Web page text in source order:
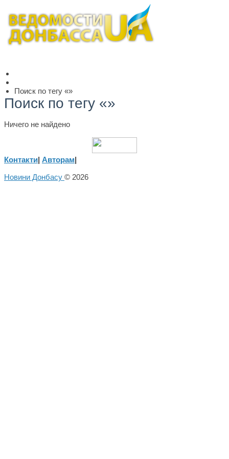
Поиск по тегу «»
Поиск по тегу «»
Ничего не найдено
Контакти| Авторам|
Новини Донбасу © 2026